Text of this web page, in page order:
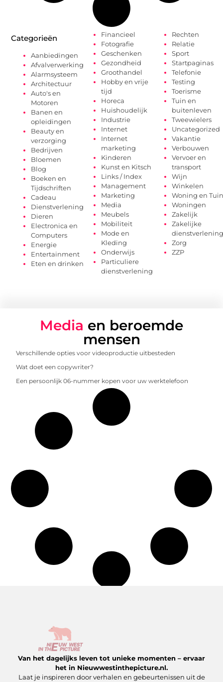
Categorieën
Aanbiedingen
Afvalverwerking
Alarmsysteem
Architectuur
Auto's en
Motoren
Banen en
opleidingen
Beauty en
verzorging
Bedrijven
Bloemen
Blog
Boeken en
Tijdschriften
Cadeau
Dienstverlening
Dieren
Electronica en
Computers
Energie
Entertainment
Eten en drinken
Financieel
Fotografie
Geschenken
Gezondheid
Groothandel
Hobby en vrije
tijd
Horeca
Huishoudelijk
Industrie
Internet
Internet
marketing
Kinderen
Kunst en Kitsch
Links / Index
Management
Marketing
Media
Meubels
Mobiliteit
Mode en
Kleding
Onderwijs
Particuliere
dienstverlening
Rechten
Relatie
Sport
Startpaginas
Telefonie
Testing
Toerisme
Tuin en
buitenleven
Tweewielers
Uncategorized
Vakantie
Verbouwen
Vervoer en
transport
Wijn
Winkelen
Woning en Tuin
Woningen
Zakelijk
Zakelijke
dienstverlening
Zorg
ZZP
Media en beroemde
mensen
Verschillende opties voor videoproductie uitbesteden
Wat doet een copywriter?
Een persoonlijk 06-nummer kopen voor uw werktelefoon
Van het dagelijks leven tot unieke momenten – ervaar
het in Nieuwwestinthepicture.nl.
Laat je inspireren door verhalen en gebeurtenissen uit de